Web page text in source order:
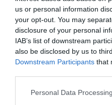
us or personal information
your opt-out. You may
disclosure of your personal
IAB’s list of downstream
also be disclosed by us to
Downstream Participants that
Please note that this website/
Personal Data
TÍZ ÉVE
2026.
ÖS